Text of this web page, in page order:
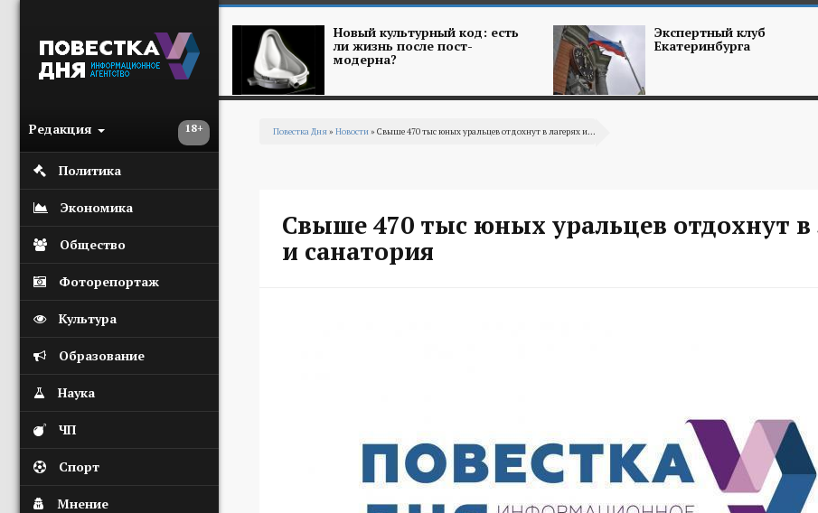
18+
Редакция
Политика
Экономика
Общество
Фоторепортаж
Культура
Образование
Наука
ЧП
Спорт
Мнение
Новый культурный код: есть
ли жизнь после пост-
модерна?
Экспертный клуб
Екатеринбурга
Повестка Дня» Новости» Свыше 470 тыс юных уральцев отдохнут в лагерях и...
Свыше 470 тыс юных уральцев отдохнут в
и санатория